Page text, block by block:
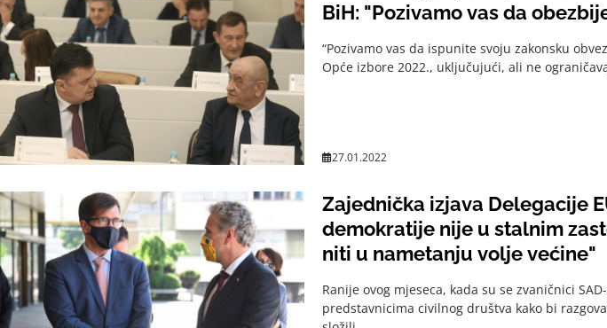
BiH: "Pozivamo vas da
“Pozivamo vas da ispunite svoju zakonsku
Opće izbore 2022., uključujući, ali ne
27.01.2022
Zajednička izjava Delegacije
demokratije nije u stalnim
niti u nametanju volje većine"
Ranije ovog mjeseca, kada su se zvaničnici
predstavnicima civilnog društva kako bi